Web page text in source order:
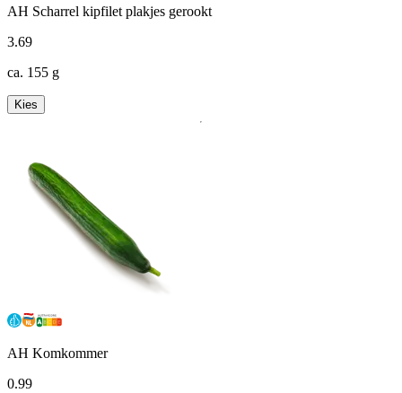
AH Scharrel kipfilet plakjes gerookt
3.69
ca. 155 g
Kies
AH Komkommer
0.99